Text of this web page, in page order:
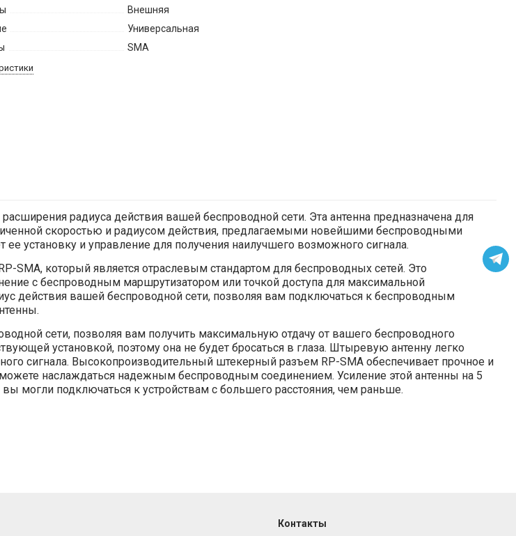
Внешняя
Универсальная
SMA
радиуса действия вашей беспроводной сети. Эта антенна предназначена для
скоростью и радиусом действия, предлагаемыми новейшими беспроводными
установку и управление для получения наилучшего возможного сигнала.
SMA, который является отраслевым стандартом для беспроводных сетей. Это
с беспроводным маршрутизатором или точкой доступа для максимальной
действия вашей беспроводной сети, позволяя вам подключаться к беспроводным
сети, позволяя вам получить максимальную отдачу от вашего беспроводного
установкой, поэтому она не будет бросаться в глаза. Штыревую антенну легко
сигнала. Высокопроизводительный штекерный разъем RP-SMA обеспечивает прочное и
наслаждаться надежным беспроводным соединением. Усиление этой антенны на 5
могли подключаться к устройствам с большего расстояния, чем раньше.
Контакты